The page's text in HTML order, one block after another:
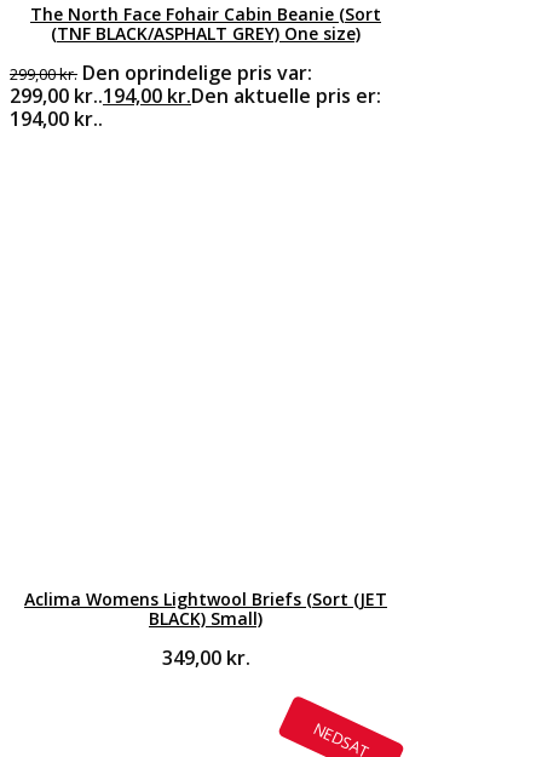
The North Face Fohair Cabin Beanie (Sort
(TNF BLACK/ASPHALT GREY) One size)
299,00kr. Den oprindelige pris var:
299,00 kr..194,00 kr.Den aktuelle pris er:
194,00 kr..
Aclima Womens Lightwool Briefs (Sort (JET
BLACK) Small)
349,00 kr.
NEDSAT